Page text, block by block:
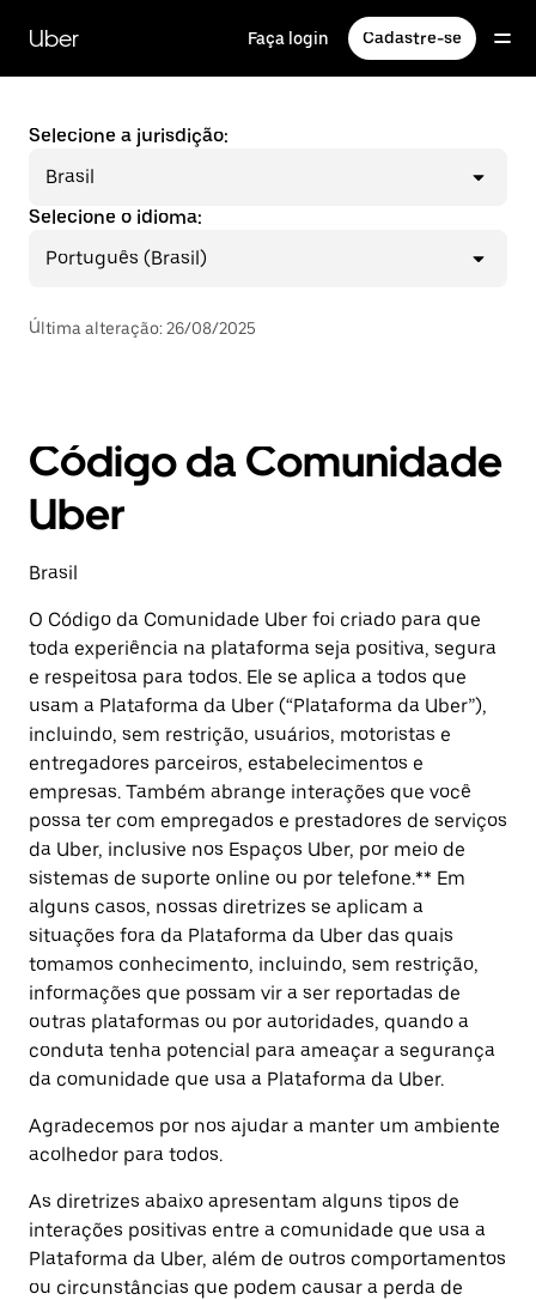
para
conteúdo
Uber Faça login Cadastre-se
Selecione a jurisdição:
Brasil
Selecione o idioma:
Português (Brasil)
Última alteração: 26/08/2025
Código da Comunidade
Uber
Brasil
O Código da Comunidade Uber foi criado para que
toda experiência na plataforma seja positiva, segura
e respeitosa para todos. Ele se aplica a todos que
usam a Plataforma da Uber (“Plataforma da Uber”),
incluindo, sem restrição, usuários, motoristas e
entregadores parceiros, estabelecimentos e
empresas. Também abrange interações que você
possa ter com empregados e prestadores de serviços
da Uber, inclusive nos Espaços Uber, por meio de
sistemas de suporte online ou por telefone.** Em
alguns casos, nossas diretrizes se aplicam a
situações fora da Plataforma da Uber das quais
tomamos conhecimento, incluindo, sem restrição,
informações que possam vir a ser reportadas de
outras plataformas ou por autoridades, quando a
conduta tenha potencial para ameaçar a segurança
da comunidade que usa a Plataforma da Uber.
Agradecemos por nos ajudar a manter um ambiente
acolhedor para todos.
As diretrizes abaixo apresentam alguns tipos de
interações positivas entre a comunidade que usa a
Plataforma da Uber, além de outros comportamentos
ou circunstâncias que podem causar a perda de